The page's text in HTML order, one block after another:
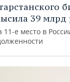
39 млрд
11-е место в